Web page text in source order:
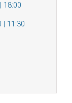
18:00
| 11:30